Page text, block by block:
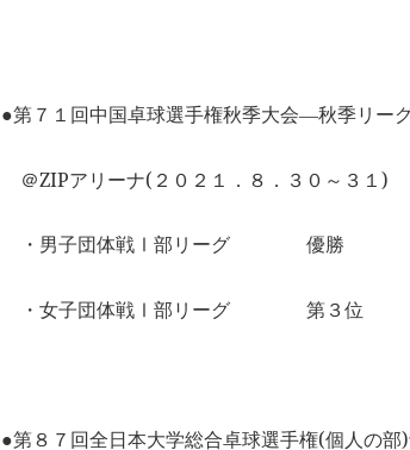
●第７１回中国卓球選手権秋季大会―秋季リー
＠ZIPアリーナ(２０２１．８．３０～３１)
・男子団体戦Ⅰ部リーグ 優勝
・女子団体戦Ⅰ部リーグ 第３位
●第８７回全日本大学総合卓球選手権(個人の部